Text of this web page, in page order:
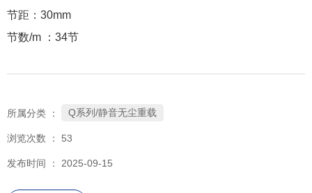
节距：30mm
节数/m ：34节
所属分类 ： Q系列/静音无尘重载
浏览次数 ： 53
发布时间 ： 2025-09-15